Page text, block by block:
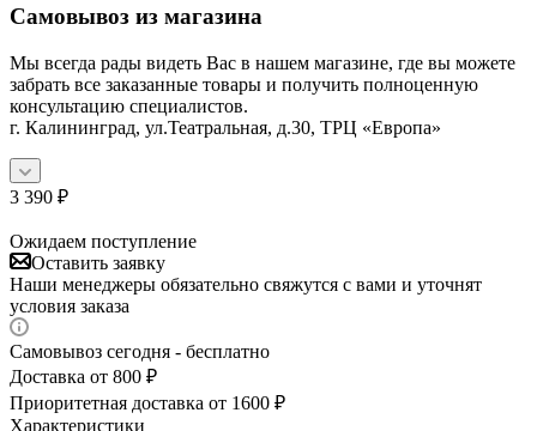
Самовывоз из магазина
Мы всегда рады видеть Вас в нашем магазине, где вы можете
забрать все заказанные товары и получить полноценную
консультацию специалистов.
г. Калининград, ул.Театральная, д.30, ТРЦ «Европа»
3 390 ₽
Ожидаем поступление
Оставить заявку
Наши менеджеры обязательно свяжутся с вами и уточнят
условия заказа
Самовывоз сегодня - бесплатно
Доставка от 800 ₽
Приоритетная доставка от 1600 ₽
Характеристики